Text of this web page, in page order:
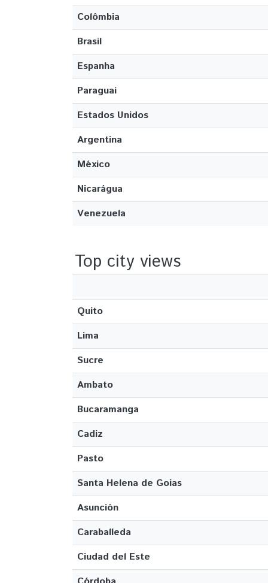
Colômbia
Brasil
Espanha
Paraguai
Estados Unidos
Argentina
México
Nicarágua
Venezuela
Top city views
Quito
Lima
Sucre
Ambato
Bucaramanga
Cadiz
Pasto
Santa Helena de Goias
Asunción
Caraballeda
Ciudad del Este